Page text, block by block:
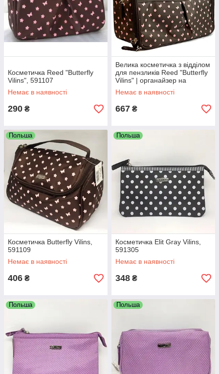
Косметичка Reed "Butterfly
Vilins", 591107
Немає в наявності
290 ₴
Велика косметичка з відділом
для пензликів Reed "Butterfly
Vilins" | органайзер на
блискавці, з
ручками|30*18*11см
Немає в наявності
667 ₴
Польша
Косметичка Butterfly Vilins,
591109
Немає в наявності
406 ₴
Польша
Косметичка Elit Gray Vilins,
591305
Немає в наявності
348 ₴
Польша Польша